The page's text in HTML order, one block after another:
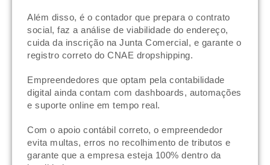
Além disso, é o contador que prepara o contrato
social, faz a análise de viabilidade do endereço,
cuida da inscrição na Junta Comercial, e garante o
registro correto do CNAE dropshipping.
Empreendedores que optam pela contabilidade
digital ainda contam com dashboards, automações
e suporte online em tempo real.
Com o apoio contábil correto, o empreendedor
evita multas, erros no recolhimento de tributos e
garante que a empresa esteja 100% dentro da